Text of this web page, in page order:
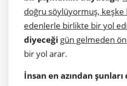
doğru söylüyormuş, keşke
edenlerle birlikte bir yol
diyeceği gün gelmeden
bir yol arar.
İnsan en azından